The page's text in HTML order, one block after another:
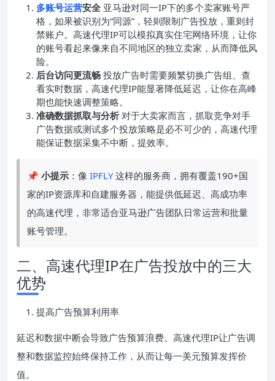
多账号运营安全 亚马逊对同一IP下的多个卖家账号严
格，如果被识别为“同源”，轻则限制广告投放，重则封
禁账户。高速代理IP可以模拟真实住宅网络环境，让你
的账号看起来像来自不同地区的独立卖家，从而降低风
险。
后台访问更流畅 投放广告时需要频繁切换广告组、查
看实时数据，高速代理IP能显著降低延迟，让你在高峰
期也能快速调整策略。
准确数据抓取与分析 对于大卖家而言，抓取竞争对手
广告数据或测试多个投放策略是必不可少的，高速代理
能保证数据采集不中断，提效率。
📌 小提示 ：像 IPFLY这样的服务商，拥有覆盖190+国
家的IP资源库和自建服务器，能提供低延迟、高成功率
的高速代理，非常适合亚马逊广告团队日常运营和批量
账号管理。
二、高速代理IP在广告投放中的三大
优势
提高广告预算利用率
延迟和数据中断会导致广告预算浪费。高速代理IP让广告调
整和数据监控始终保持工作，从而让每一美元预算发挥价
值。